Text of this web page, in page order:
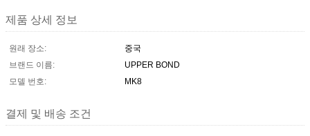
제품 상세 정보
원래 장소:
중국
브랜드 이름:
UPPER BOND
모델 번호:
MK8
결제 및 배송 조건